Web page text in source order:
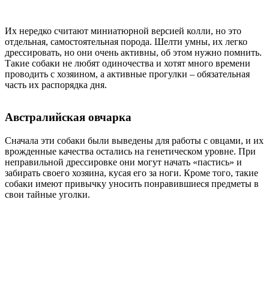
Их нередко считают миниатюрной версией колли, но это
отдельная, самостоятельная порода. Шелти умны, их легко
дрессировать, но они очень активны, об этом нужно помнить.
Такие собаки не любят одиночества и хотят много времени
проводить с хозяином, а активные прогулки – обязательная
часть их распорядка дня.
Австралийская овчарка
Сначала эти собаки были выведены для работы с овцами, и их
врожденные качества остались на генетическом уровне. При
неправильной дрессировке они могут начать «пастись» и
забирать своего хозяина, кусая его за ноги. Кроме того, такие
собаки имеют привычку уносить понравившиеся предметы в
свои тайные уголки.